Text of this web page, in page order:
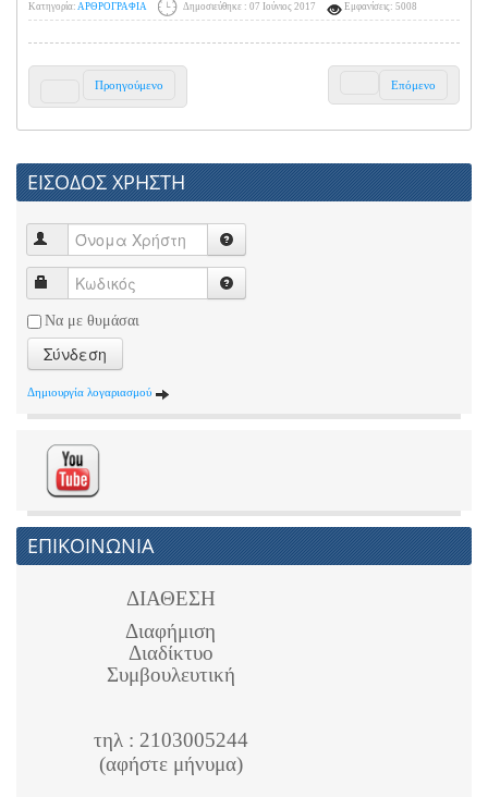
Κατηγορία: ΑΡΘΡΟΓΡΑΦΙΑ Δημοσιεύθηκε : 07 Ιούνιος 2017 Εμφανίσεις: 5008
Προηγούμενο Επόμενο
ΕΙΣΟΔΟΣ ΧΡΗΣΤΗ
Να με θυμάσαι
Σύνδεση
Δημιουργία λογαριασμού
ΕΠΙΚΟΙΝΩΝΙΑ
ΔΙΑΘΕΣΗ
Διαφήμιση
Διαδίκτυο
Συμβουλευτική
τηλ : 2103005244
(αφήστε μήνυμα)